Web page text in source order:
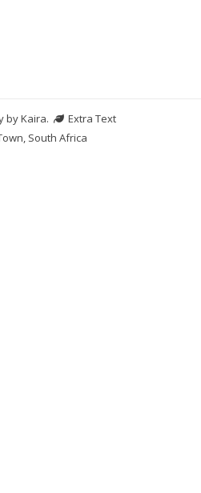
byKaira.
Extra Text
South Africa